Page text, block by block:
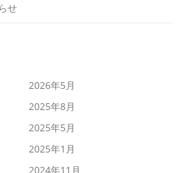
せ
2026年5月
2025年8月
2025年5月
2025年1月
2024年11月